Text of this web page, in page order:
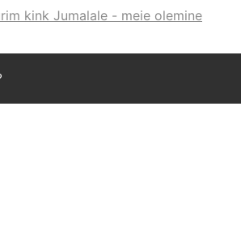
kink Jumalale - meie olemine